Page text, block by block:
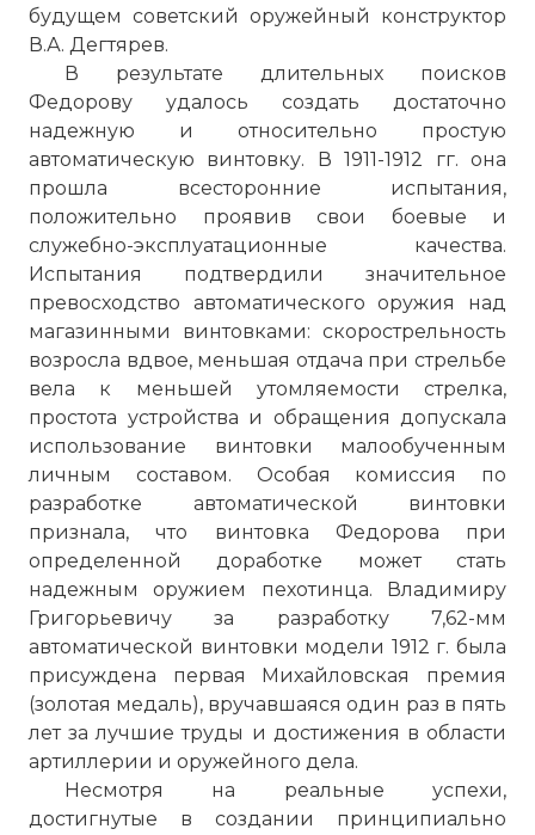
будущем советский оружейный конструктор
В.А. Дегтярев.
В результате длительных поисков
Федорову удалось создать достаточно
надежную и относительно простую
автоматическую винтовку. В 1911-1912 гг. она
прошла всесторонние испытания,
положительно проявив свои боевые и
служебно-эксплуатационные качества.
Испытания подтвердили значительное
превосходство автоматического оружия над
магазинными винтовками: скорострельность
возросла вдвое, меньшая отдача при стрельбе
вела к меньшей утомляемости стрелка,
простота устройства и обращения допускала
использование винтовки малообученным
личным составом. Особая комиссия по
разработке автоматической винтовки
признала, что винтовка Федорова при
определенной доработке может стать
надежным оружием пехотинца. Владимиру
Григорьевичу за разработку 7,62-мм
автоматической винтовки модели 1912 г. была
присуждена первая Михайловская премия
(золотая медаль), вручавшаяся один раз в пять
лет за лучшие труды и достижения в области
артиллерии и оружейного дела.
Несмотря на реальные успехи,
достигнутые в создании принципиально